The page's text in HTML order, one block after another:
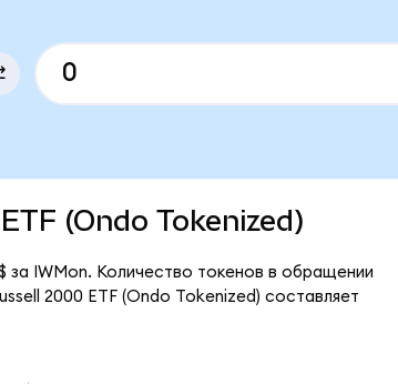
ETF (Ondo Tokenized)
за IWMon. Количество токенов в обращении
2000 ETF (Ondo Tokenized) составляет